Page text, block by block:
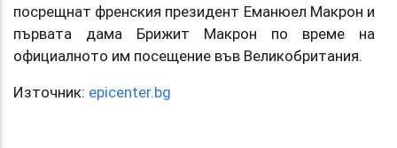
посрещнат френския президент Еманюел Макрон и
първата дама Брижит Макрон по време на
официалното им посещение във Великобритания.
Източник: epicenter.bg